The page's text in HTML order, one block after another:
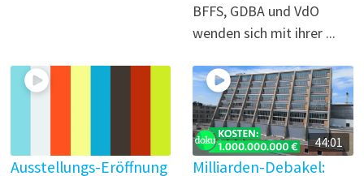
BFFS, GDBA und VdO
wenden sich mit ihrer ...
Ausstellungs-Eröffnung
44:01
Milliarden-Debakel: